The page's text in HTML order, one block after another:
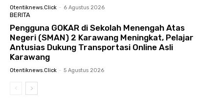
Otentiknews.click - 6 Agustus 2026
BERITA
Pengguna GOKAR di Sekolah Menengah Atas
Negeri (SMAN) 2 Karawang Meningkat, Pelajar
Antusias Dukung Transportasi Online Asli
Karawang
Otentiknews.click - 5 Agustus 2026